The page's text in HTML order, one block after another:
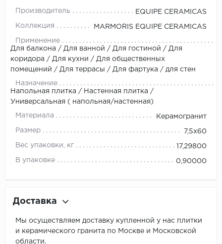
Производитель EQUIPE CERAMICAS
Коллекция MARMORIS EQUIPE CERAMICAS
Применение
Для балкона / Для ванной / Для гостиной / Для
коридора / Для кухни / Для общественных
помещений / Для террасы / Для фартука / для стен
Назначение
Напольная плитка / Настенная плитка /
Универсальная ( напольная/настенная)
Материала Керамогранит
Размер 7,5x60
Вес упаковки, кг 17,29800
В упаковке 0,90000
Доставка
Мы осуществляем доставку купленной у нас плитки
и керамического гранита по Москве и Московской
области.